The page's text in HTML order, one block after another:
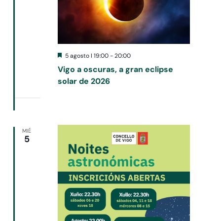
Vigo a oscuras, a gran eclipse
solar de 2026
Destacado
5 agosto I 19:00-20:00
MIÉ
5